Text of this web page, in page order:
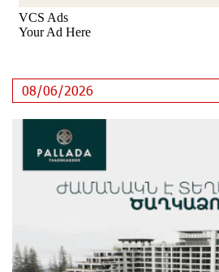
Никогда Нагорный Карабах
независимого
Бывший премьер-министр
президенту страны с
освобождению армянских
осужденных в Азербайджане